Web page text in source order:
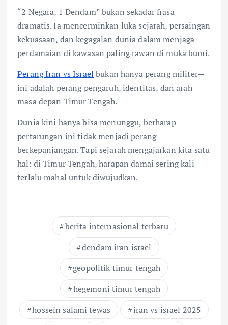
“2 Negara, 1 Dendam” bukan sekadar frasa
dramatis. Ia mencerminkan luka sejarah, persaingan
kekuasaan, dan kegagalan dunia dalam menjaga
perdamaian di kawasan paling rawan di muka bumi.
Perang Iran vs Israel bukan hanya perang militer—
ini adalah perang pengaruh, identitas, dan arah
masa depan Timur Tengah.
Dunia kini hanya bisa menunggu, berharap
pertarungan ini tidak menjadi perang
berkepanjangan. Tapi sejarah mengajarkan kita satu
hal: di Timur Tengah, harapan damai sering kali
terlalu mahal untuk diwujudkan.
berita internasional terbaru
dendam iran israel
geopolitik timur tengah
hegemoni timur tengah
hossein salami tewas
iran vs israel 2025